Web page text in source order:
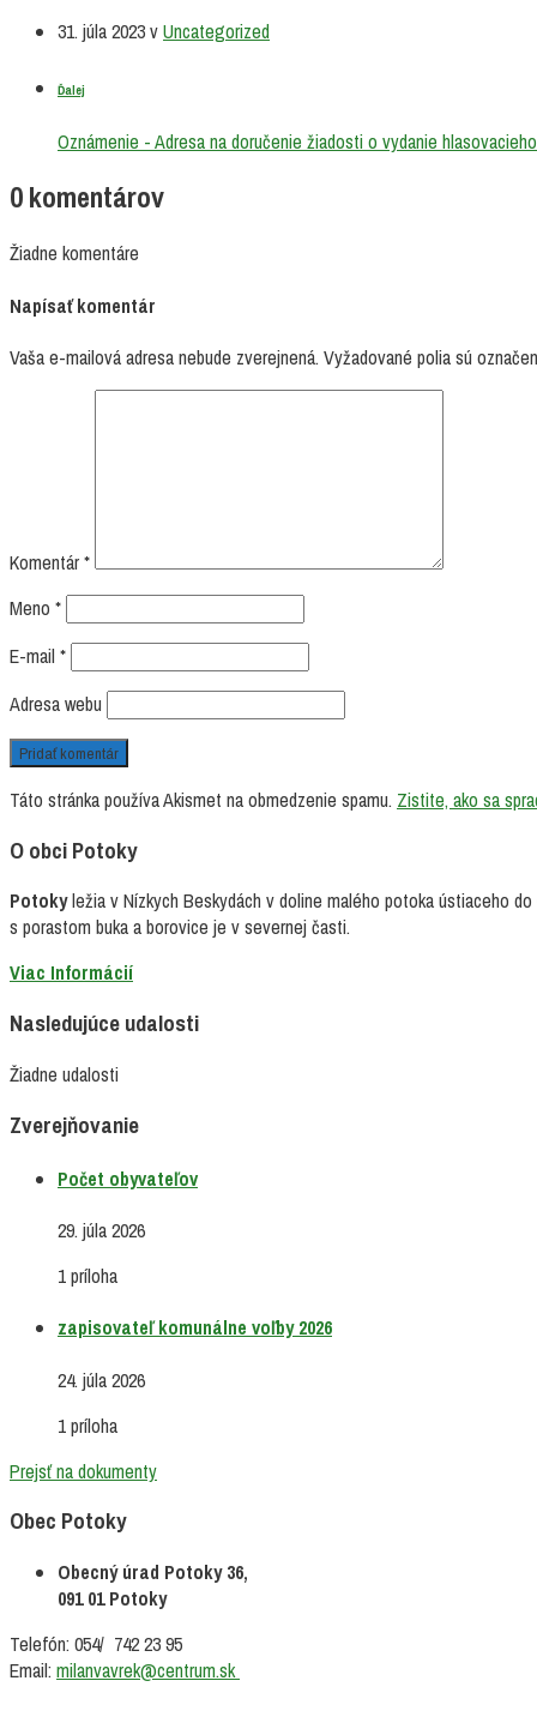
31. júla 2023vUncategorized
Ďalej
Oznámenie - Adresa na doručenie žiadosti o vydanie
0 komentárov
Žiadne komentáre
Napísať komentár
Vaša e-mailová adresa nebude zverejnená. Vyžadované polia sú
Komentár*
Meno *
E-mail *
Adresa webu
Táto stránka používa Akismet na obmedzenie spamu. Zistite, ako sa
O obci Potoky
Potokyležia v Nízkych Beskydách v doline malého potoka ústiaceho
s porastom buka a borovice je v severnej časti.
Viac Informácií
Nasledujúce udalosti
Žiadne udalosti
Zverejňovanie
Počet obyvateľov
29. júla 2026
1 príloha
zapisovateľ komunálne voľby 2026
24. júla 2026
1 príloha
Prejsť na dokumenty
Obec Potoky
Obecný úrad Potoky 36,
091 01 Potoky
Telefón: 054/ 742 23 95
Email: milanvavrek@centrum.sk